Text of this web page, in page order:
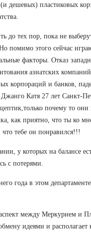
дешевых) пластиковых
до тех пор, пока не
помимо этого сейчас
факторы. Отказ
азиатских
корпораций и банков,
Катя 27 лет Санкт-
почему то
как приятно, что ты ко
тебе он понравился!!!
у которых на балансе
с потерями.
года в этом
между Меркурием и
идеями и